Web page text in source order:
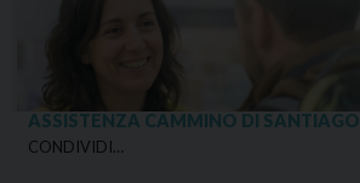
ASSISTENZA CAMMINO DI SANTIAGO
CONDIVIDI…